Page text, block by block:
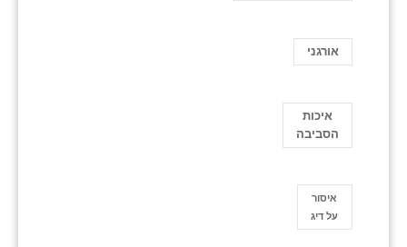
אורגני
איכות
הסביבה
איסור
על דיג